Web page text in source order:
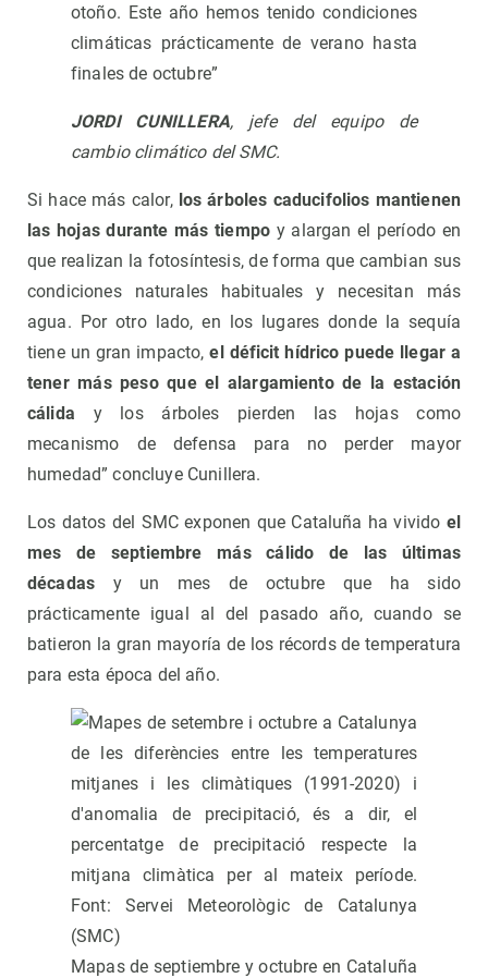
otoño. Este año hemos tenido condiciones
climáticas prácticamente de verano hasta
finales de octubre”
JORDI CUNILLERA, jefe del equipo de
cambio climático del SMC.
Si hace más calor, los árboles caducifolios mantienen
las hojas durante más tiempo y alargan el período en
que realizan la fotosíntesis, de forma que cambian sus
condiciones naturales habituales y necesitan más
agua. Por otro lado, en los lugares donde la sequía
tiene un gran impacto,el déficit hídrico puede llegar a
tener más peso que el alargamiento de la estación
cálida y los árboles pierden las hojas como
mecanismo de defensa para no perder mayor
humedad” concluye Cunillera.
Los datos del SMC exponen que Cataluña ha vivido el
mes de septiembre más cálido de las últimas
décadas y un mes de octubre que ha sido
prácticamente igual al del pasado año, cuando se
batieron la gran mayoría de los récords de temperatura
para esta época del año.
Mapas de septiembre y octubre en Cataluña